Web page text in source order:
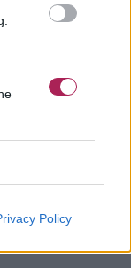
Policy